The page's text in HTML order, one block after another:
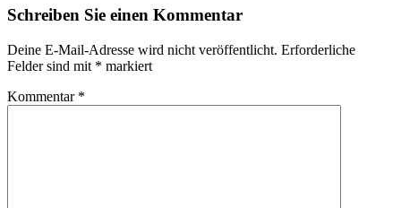
Schreiben Sie einen Kommentar
Deine E-Mail-Adresse wird nicht veröffentlicht. Erforderliche
Felder sind mit * markiert
Kommentar *